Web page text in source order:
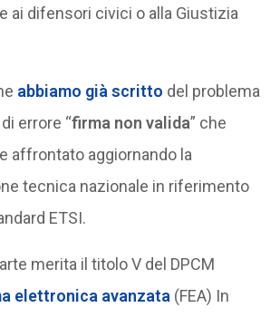
ai difensori civici o alla Giustizia
abbiamo già scritto del problema
errore “firma non valida” che
affrontato aggiornando la
tecnica nazionale in riferimento
ETSI.
merita il titolo V del DPCM
elettronica avanzata (FEA) In